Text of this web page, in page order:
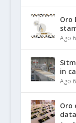
Oro
Ago
in
Ago
Oro